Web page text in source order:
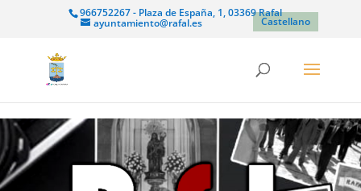
966752267 - Plaza de España, 1, 03369 Rafal
ayuntamiento@rafal.es Castellano
Reproductor
de
vídeo